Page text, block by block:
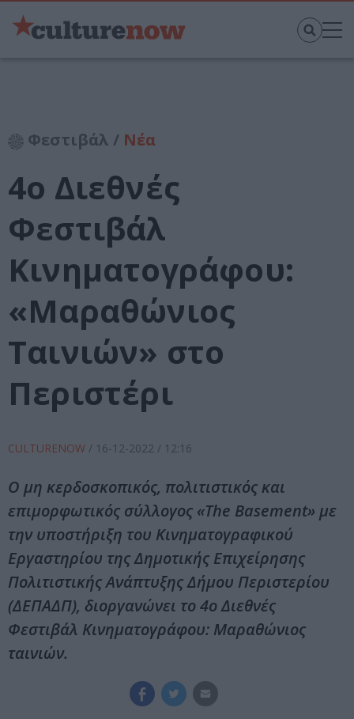
Φεστιβάλ / Νέα
4ο Διεθνές
Φεστιβάλ
Κινηματογράφου:
«Μαραθώνιος
Ταινιών» στο
Περιστέρι
CULTURENOW / 16-12-2022 / 12:16
Ο μη κερδοσκοπικός, πολιτιστικός και
επιμορφωτικός σύλλογος «The Basement» με
την υποστήριξη του Κινηματογραφικού
Εργαστηρίου της Δημοτικής Επιχείρησης
Πολιτιστικής Ανάπτυξης Δήμου Περιστερίου
(ΔΕΠΑΔΠ), διοργανώνει το 4ο Διεθνές
Φεστιβάλ Κινηματογράφου: Μαραθώνιος
ταινιών.